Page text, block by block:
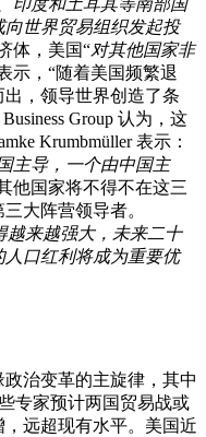
世界贸易组织发起投
体，美国“对其他国家非
示，“随着美国频繁退
，领导世界创造了条
Group 认为，这
Krumbmüller 表示：
主导，一个由中国主
他国家将不得不在这三
大阵营领导者。
越来越强大，未来二十
口红利将成为重要优
治变革的主旋律，其中
专家预计两国贸易战或
远超现有水平。美国近